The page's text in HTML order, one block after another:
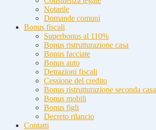
Notarile
Domande comuni
Bonus fiscali
Superbonus al 110%
Bonus ristrutturazione casa
Bonus facciate
Bonus auto
Detrazioni fiscali
Cessione del credito
Bonus ristrutturazione seconda casa
Bonus mobili
Bonus figli
Decreto rilancio
Contatti